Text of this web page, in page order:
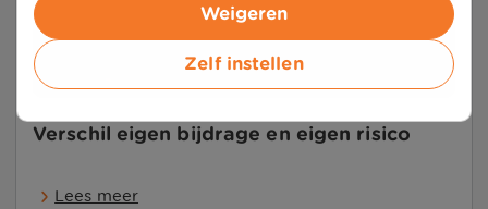
Verschil eigen bijdrage en eigen risico
Lees meer
Weigeren
Zelf instellen